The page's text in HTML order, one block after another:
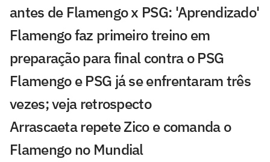
antes de Flamengo x PSG: 'Aprendizado'
Flamengo faz primeiro treino em
preparação para final contra o PSG
Flamengo e PSG já se enfrentaram três
vezes; veja retrospecto
Arrascaeta repete Zico e comanda o
Flamengo no Mundial